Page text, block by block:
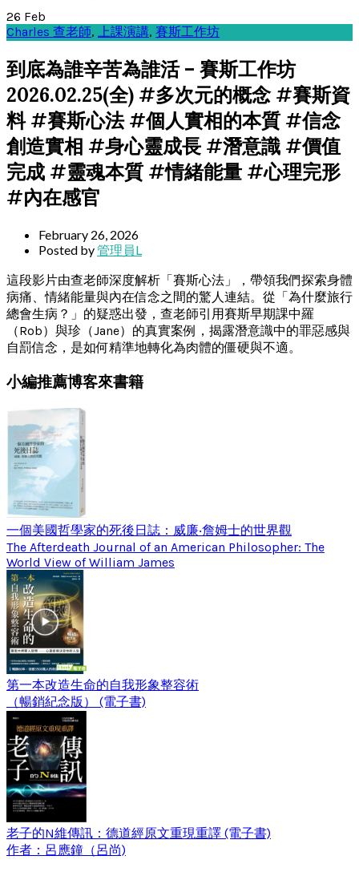
26 Feb
Charles 查老師, 上課演講, 賽斯工作坊
到底為誰辛苦為誰活 – 賽斯工作坊
2026.02.25(全) #多次元的概念 #賽斯資
料 #賽斯心法 #個人實相的本質 #信念
創造實相 #身心靈成長 #潛意識 #價值
完成 #靈魂本質 #情緒能量 #心理完形
#內在感官
February 26, 2026
Posted by管理員L
這段影片由查老師深度解析「賽斯心法」，帶領我們探索身體
病痛、情緒能量與內在信念之間的驚人連結。從「為什麼旅行
總會生病？」的疑惑出發，查老師引用賽斯早期課中羅
（Rob）與珍（Jane）的真實案例，揭露潛意識中的罪惡感與
自罰信念，是如何精準地轉化為肉體的僵硬與不適。
小編推薦博客來書籍
一個美國哲學家的死後日誌：威廉‧詹姆士的世界觀
The Afterdeath Journal of an American Philosopher: The
World View of William James
第一本改造生命的自我形象整容術
（暢銷紀念版） (電子書)
老子的N維傳訊：德道經原文重現重譯 (電子書)
作者：呂應鐘（呂尚)